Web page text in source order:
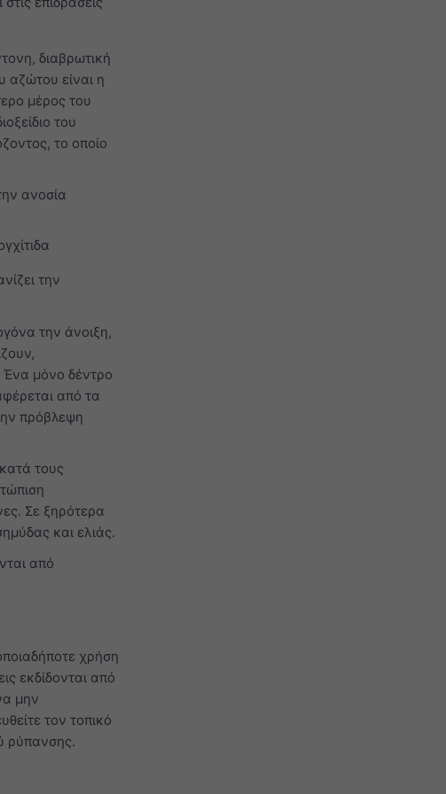
διαβρωτική
αζώτου είναι η
μέρος του
του
το οποίο
ανοσία
την
την άνοιξη,
Ένα μόνο δέντρο
από τα
πρόβλεψη
τους
Σε ξηρότερα
και ελιάς.
από
χρήση
εκδίδονται από
μην
τον τοπικό
ρύπανσης.